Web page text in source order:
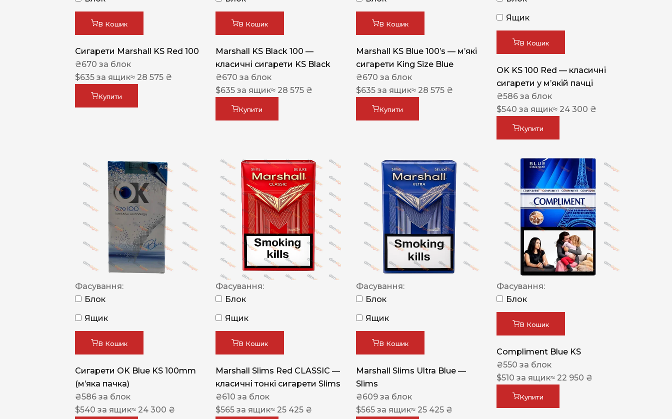
Nistru
Focus
De Santis
MONUS
NERO
NERO
Гуцульскі
Italian Blend 821
MAN
Arizona
В Кошик
Сигарети Marshall KS Red 100
₴670 за блок
$635 за ящик≈ 28 575 ₴
Купити
В Кошик
Marshall KS Black 100 —
класичні сигарети KS Black
₴670 за блок
$635 за ящик≈ 28 575 ₴
Купити
В Кошик
Marshall KS Blue 100’s — м’які
сигарети King Size Blue
₴670 за блок
$635 за ящик≈ 28 575 ₴
Купити
Ящик
В Кошик
OK KS 100 Red — класичні
сигарети у м’якій пачці
₴586 за блок
$540 за ящик≈ 24 300 ₴
Купити
Фасування:
Блок
Ящик
В Кошик
Сигарети OK Blue KS 100mm
(м’яка пачка)
₴586 за блок
$540 за ящик≈ 24 300 ₴
Фасування:
Блок
Ящик
В Кошик
Marshall Slims Red CLASSIC —
класичні тонкі сигарети Slims
₴610 за блок
$565 за ящик≈ 25 425 ₴
Фасування:
Блок
Ящик
В Кошик
Marshall Slims Ultra Blue —
Slims
₴609 за блок
$565 за ящик≈ 25 425 ₴
Фасування:
Блок
В Кошик
Compliment Blue KS
₴550 за блок
$510 за ящик≈ 22 950 ₴
Купити